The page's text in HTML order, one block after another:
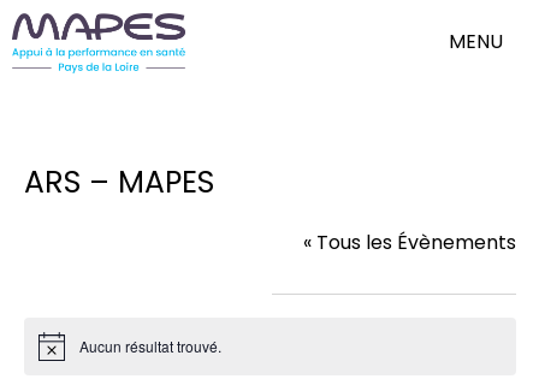
MENU
ARS – MAPES
« Tous les Évènements
Notice Aucun résultat trouvé.